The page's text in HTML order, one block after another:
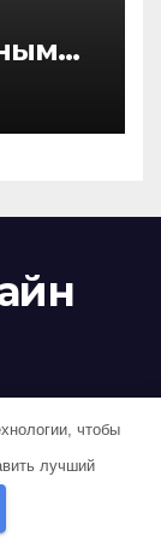
чтобы
лучший